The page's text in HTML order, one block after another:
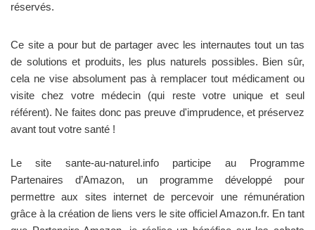
réservés.
Ce site a pour but de partager avec les internautes tout un tas
de solutions et produits, les plus naturels possibles. Bien sûr,
cela ne vise absolument pas à remplacer tout médicament ou
visite chez votre médecin (qui reste votre unique et seul
référent). Ne faites donc pas preuve d'imprudence, et préservez
avant tout votre santé !
Le site sante-au-naturel.info participe au Programme
Partenaires d’Amazon, un programme développé pour
permettre aux sites internet de percevoir une rémunération
grâce à la création de liens vers le site officiel Amazon.fr. En tant